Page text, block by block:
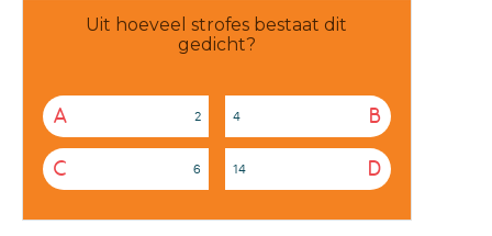
Uit hoeveel strofes bestaat dit
gedicht?
A 2 B
4
C 6 D
14